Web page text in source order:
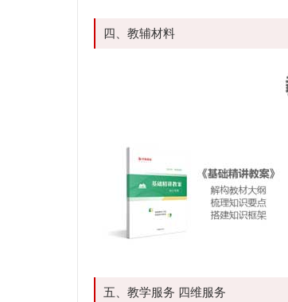
四、教辅材料
五、教学服务 四维服务